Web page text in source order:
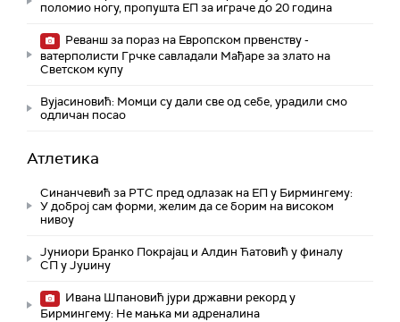
поломио ногу, пропушта ЕП за играче до 20 година
Реванш за пораз на Европском првенству -
ватерполисти Грчке савладали Мађаре за злато на
Светском купу
Вујасиновић: Момци су дали све од себе, урадили смо
одличан посао
Атлетика
Синанчевић за РТС пред одлазак на ЕП у Бирмингему:
У доброј сам форми, желим да се борим на високом
нивоу
Јуниори Бранко Покрајац и Алдин Ћатовић у финалу
СП у Јуџину
Ивана Шпановић јури државни рекорд у
Бирмингему: Не мањка ми адреналина